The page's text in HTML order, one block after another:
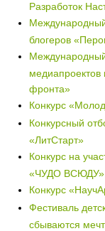
Разработок
блогеров
фронта»
Конкурс
Конкурсный
«ЛитСтарт»
Конкурс на
«ЧУДО ВСЮДУ»
Конкурс
Фестиваль
сбываются